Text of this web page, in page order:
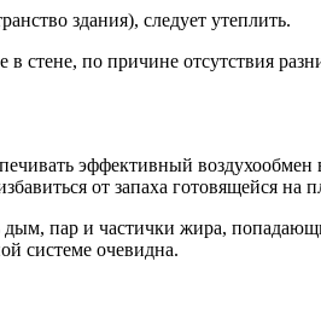
здания), следует утеплить.
стене, по причине отсутствия
эффективный
от запаха готовящейся на
пар и частички жира,
системе очевидна.